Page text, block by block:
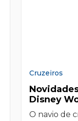
Cruzeiros
Disney
O navio de